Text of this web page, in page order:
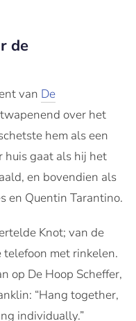
de
van De
over het
hem als een
huis gaat als hij het
en bovendien als
en Quentin Tarantino.
Knot; van de
telefoon met rinkelen.
op De Hoop Scheffer,
“Hang together,
individually.”